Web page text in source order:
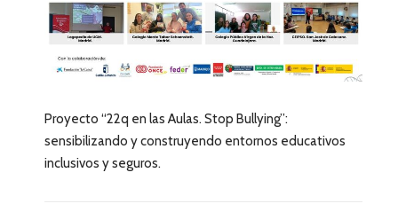
Proyecto “22q en las Aulas. Stop Bullying”:
sensibilizando y construyendo entornos educativos
inclusivos y seguros.